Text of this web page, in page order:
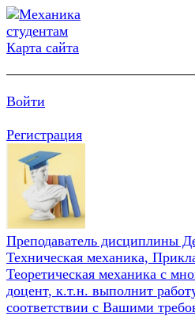
Карта сайта
Войти
Регистрация
Преподаватель дисциплины
Техническая механика,
Теоретическая механика с
доцент, к.т.н. выполнит
соответствии с Вашими